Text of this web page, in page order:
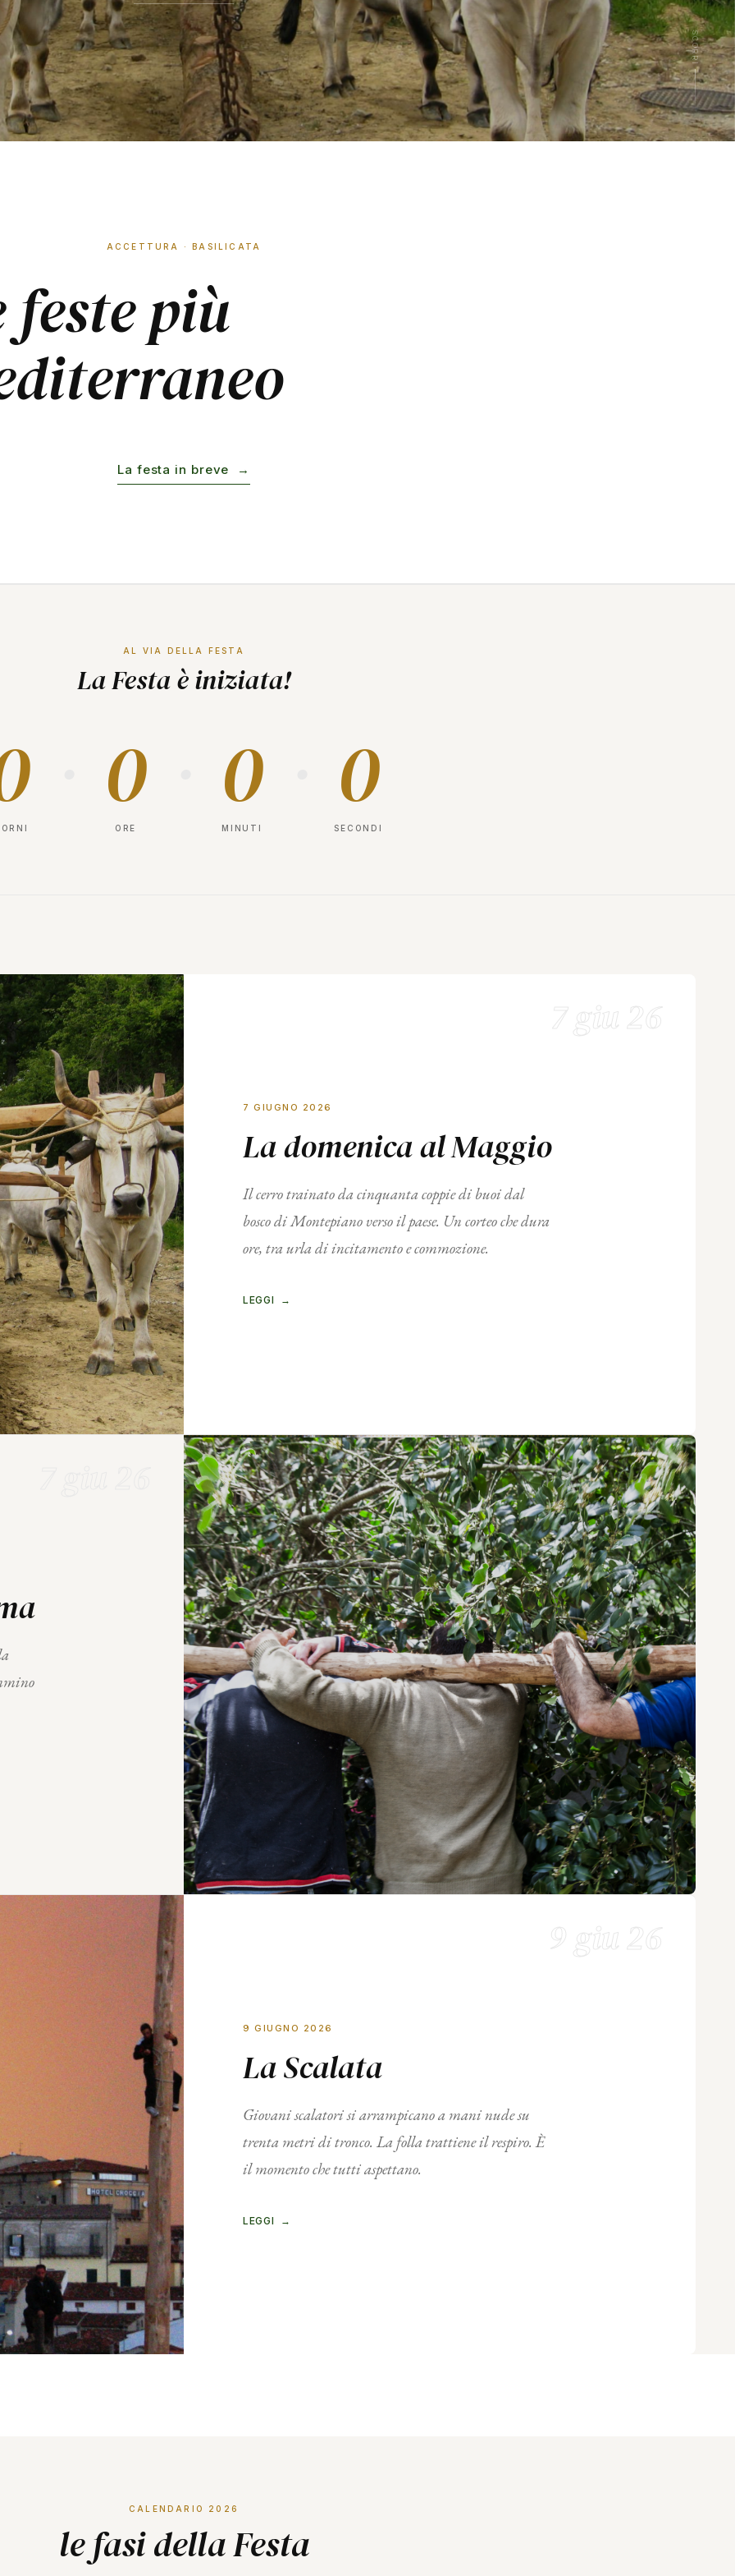
SCORRI
ACCETTURA · BASILICATA
più
La festa in breve →
AL VIA DELLA FESTA
La Festa è iniziata!
0
ORE
0
MINUTI
0
SECONDI
7 GIUGNO 2026
La domenica al Maggio
Il cerro trainato da cinquanta coppie di buoi dal
bosco di Montepiano verso il paese. Un corteo che dura
ore, tra urla di incitamento e commozione.
LEGGI →
9 GIUGNO 2026
La Scalata
Giovani scalatori si arrampicano a mani nude su
trenta metri di tronco. La folla trattiene il respiro. È
il momento che tutti aspettano.
LEGGI →
CALENDARIO 2026
le fasi della Festa